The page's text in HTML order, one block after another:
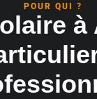
POUR QUI ?
à